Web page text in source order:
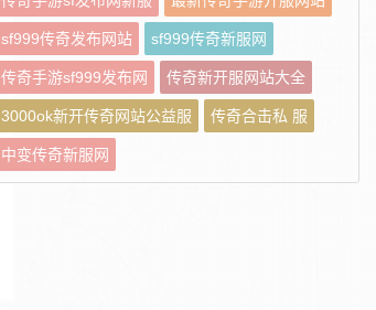
sf999传奇发布网站 sf999传奇新服网
传奇手游sf999发布网 传奇新开服网站大全
3000ok新开传奇网站公益服 传奇合击私 服
中变传奇新服网